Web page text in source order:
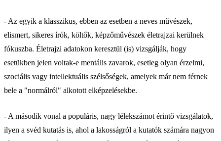
- Az egyik a klasszikus, ebben az esetben a neves művészek,
elismert, sikeres írók, költők, képzőművészek életrajzai kerülnek
fókuszba. Életrajzi adatokon keresztül (is) vizsgálják, hogy
esetükben jelen voltak-e mentális zavarok, esetleg olyan érzelmi,
szociális vagy intellektuális szélsőségek, amelyek már nem férnek
bele a "normálról" alkotott elképzelésekbe.
- A második vonal a populáris, nagy lélekszámot érintő vizsgálatok,
ilyen a svéd kutatás is, ahol a lakosságról a kutatók számára nagyon